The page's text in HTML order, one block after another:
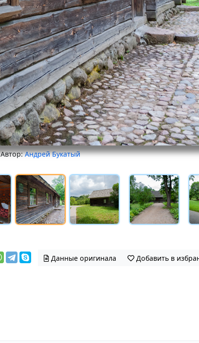
Автор:Андрей Букатый
Данные оригинала Добавить в